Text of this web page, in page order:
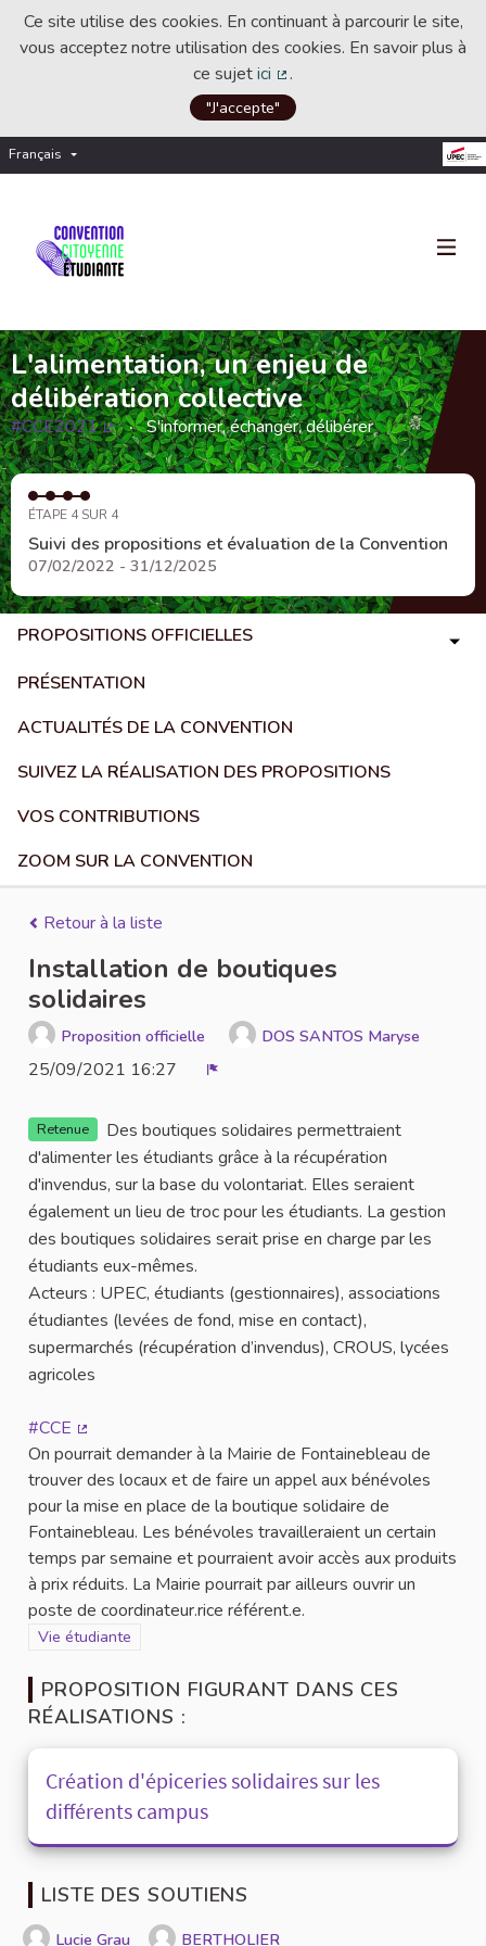
Ce site utilise des cookies. En continuant à parcourir le site,
vous acceptez notre utilisation des cookies. En savoir plus à
ce sujetici
(Lien externe)
.
"J'accepte"
Français Choisir la langue
L'alimentation, un enjeu de
délibération collective
#CCE2021
(Lien externe)
S'informer, échanger, délibérer
ÉTAPE 4 SUR 4
Suivi des propositions et évaluation de la Convention
07/02/2022 - 31/12/2025
PROPOSITIONS OFFICIELLES
PRÉSENTATION
ACTUALITÉS DE LA CONVENTION
SUIVEZ LA RÉALISATION DES PROPOSITIONS
VOS CONTRIBUTIONS
ZOOM SUR LA CONVENTION
Retour à la liste
Installation de boutiques
solidaires
Proposition officielle DOS SANTOS Maryse
25/09/2021 16:27
Retenue
Des boutiques solidaires permettraient
d'alimenter les étudiants grâce à la récupération
d'invendus, sur la base du volontariat. Elles seraient
également un lieu de troc pour les étudiants. La gestion
des boutiques solidaires serait prise en charge par les
étudiants eux-mêmes.
Acteurs : UPEC, étudiants (gestionnaires), associations
étudiantes (levées de fond, mise en contact),
supermarchés (récupération d’invendus), CROUS, lycées
agricoles
#CCE
(Lien externe)
On pourrait demander à la Mairie de Fontainebleau de
trouver des locaux et de faire un appel aux bénévoles
pour la mise en place de la boutique solidaire de
Fontainebleau. Les bénévoles travailleraient un certain
temps par semaine et pourraient avoir accès aux produits
à prix réduits. La Mairie pourrait par ailleurs ouvrir un
poste de coordinateur.rice référent.e.
Filtrer les résultats de la catégorie : Vie étudiante
Vie étudiante
PROPOSITION FIGURANT DANS CES
RÉALISATIONS :
Création d'épiceries solidaires sur les
différents campus
LISTE DES SOUTIENS
Lucie Grau BERTHOLIER